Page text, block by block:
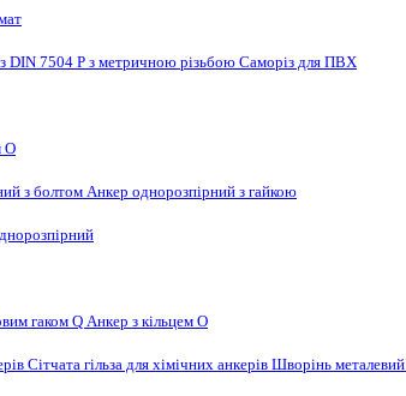
DIN 7504 P з метричною різьбою Саморіз для ПВХ
O
з болтом Анкер однорозпірний з гайкою
гаком Q Анкер з кільцем O
Сітчата гільза для хімічних анкерів Шворінь металевий